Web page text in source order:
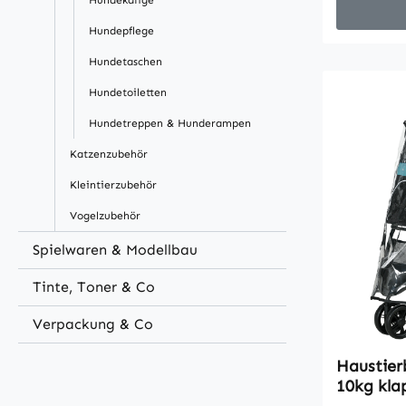
Hundepflege
Hundetaschen
Hundetoiletten
Hundetreppen & Hunderampen
Katzenzubehör
Kleintierzubehör
Vogelzubehör
Spielwaren & Modellbau
Tinte, Toner & Co
Verpackung & Co
für
Hunden
einen
Zubehör
dass Sie
Ihr
10kg